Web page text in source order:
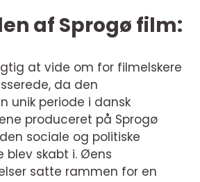
af Sprogø film:
at vide om for filmelskere
da den
unik periode i dansk
produceret på Sprogø
sociale og politiske
blev skabt i. Øens
satte rammen for en